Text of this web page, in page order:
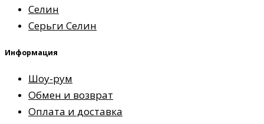
Селин
Серьги Селин
Информация
Шоу-рум
Обмен и возврат
Оплата и доставка